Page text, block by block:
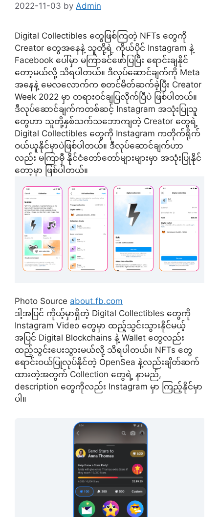
2022-11-03 by Admin
Digital Collectibles တွေဖြစ်ကြတဲ့ NFTs တွေကို
Creator တွေအနေနဲ့ သူတို့ရဲ့ ကိုယ်ပိုင် Instagram နဲ့
Facebook ပေါ်မှာ မကြာခင်ဖော်ပြပြီး ရောင်းချနိုင်
တော့မယ်လို့ သိရပါတယ်။ ဒီလုပ်ဆောင်ချက်ကို Meta
အနေနဲ့ မေလလောက်က စတင်မိတ်ဆက်ခဲ့ပြီး Creator
Week 2022 မှာ တရားဝင်ချပြလိုက်ပြီပဲ ဖြစ်ပါတယ်။
ဒီလုပ်ဆောင်ချက်ကတစ်ဆင့် Instagram အသုံးပြုသူ
တွေဟာ သူတို့နှစ်သက်သဘောကျတဲ့ Creator တွေရဲ့
Digital Collectibles တွေကို Instagram ကတိုက်ရိုက်
ဝယ်ယူနိုင်မှာပဲဖြစ်ပါတယ်။ ဒီလုပ်ဆောင်ချက်ဟာ
လည်း မကြာမှီ နိုင်ငံတော်တော်များများမှာ အသုံးပြုနိုင်
တော့မှာ ဖြစ်ပါတယ်။
Photo Source about.fb.com
ဒါ့အပြင် ကိုယ့်မှာရှိတဲ့ Digital Collectibles တွေကို
Instagram Video တွေမှာ ထည့်သွင်းသွားနိုင်မယ့်
အပြင် Digital Blockchains နဲ့ Wallet တွေလည်း
ထည့်သွင်းပေးသွားမယ်လို့ သိရပါတယ်။ NFTs တွေ
ရောင်းဝယ်ပြုလုပ်နိုင်တဲ့ OpenSea နဲ့လည်းချိတ်ဆက်
ထားတဲ့အတွက် Collection တွေရဲ့ နာမည်,
description တွေကိုလည်း Instagram မှာ ကြည့်နိုင်မှာ
ပါ။